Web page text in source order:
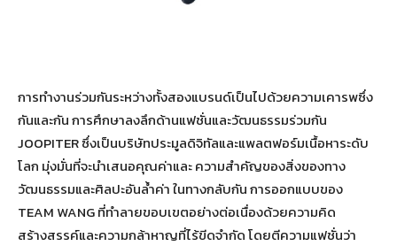
การทำงานร่วมกันระหว่างทั้งสองแบรนด์เป็นไปด้วยความเคารพซึ่ง
กันและกัน การศึกษาลงลึกด้านแฟชั่นและวัฒนธรรมร่วมกัน
JOOPITER ซึ่งเป็นบริษัทประมูลดิจิทัลและแพลตฟอร์มเนื้อหาระดับ
โลก มุ่งมั่นที่จะนำเสนอคุณค่าและ ความสำคัญของสิ่งของทาง
วัฒนธรรมและศิลปะอันล้ำค่า ในทางกลับกัน การออกแบบของ
TEAM WANG ที่ทำลายขอบเขตอย่างต่อเนื่องด้วยความคิด
สร้างสรรค์และความกล้าหาญที่ไร้ขีดจำกัด โดยตีความแฟชั่นว่า